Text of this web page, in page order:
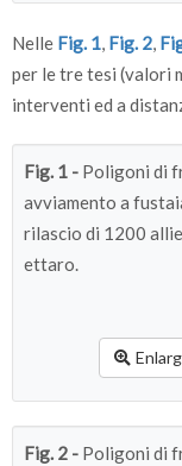
C
media Tesi C
Nelle Fig. 1, Fig. 2,
per le tre tesi (valori
interventi ed a
Fig. 1 - Poligoni di
avviamento a
rilascio di 1200
ettaro.
Fig. 2 - Poligoni di